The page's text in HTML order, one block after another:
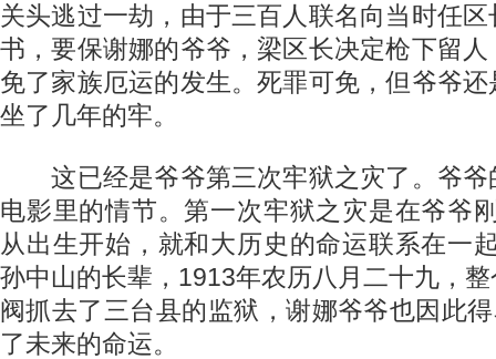
关头逃过一劫，由于三百人联名向当时任
书，要保谢娜的爷爷，梁区长决定枪下留
免了家族厄运的发生。死罪可免，但爷爷
坐了几年的牢。
这已经是爷爷第三次牢狱之灾了。爷爷
电影里的情节。第一次牢狱之灾是在爷爷
从出生开始，就和大历史的命运联系在一
孙中山的长辈，1913年农历八月二十九，
阀抓去了三台县的监狱，谢娜爷爷也因此
了未来的命运。